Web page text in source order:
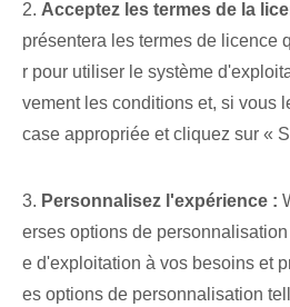
2. Acceptez les termes de la
présentera les termes de licence
r pour utiliser le système
vement les conditions et, si vous
case appropriée⁤ et cliquez sur «
3. Personnalisez l'expérience :
erses options de
e d'exploitation à vos besoins et
es options de personnalisation